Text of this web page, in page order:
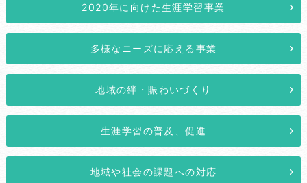
2020年に向けた生涯学習事業
多様なニーズに応える事業
地域の絆・賑わいづくり
生涯学習の普及、促進
地域や社会の課題への対応